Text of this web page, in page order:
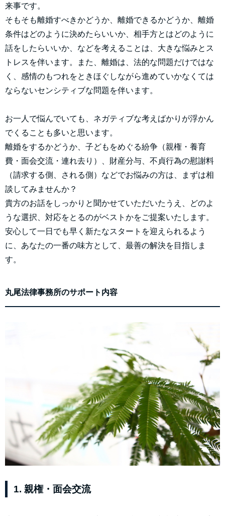
来事です。
そもそも離婚すべきかどうか、離婚できるかどうか、離婚
条件はどのように決めたらいいか、相手方とはどのように
話をしたらいいか、などを考えることは、大きな悩みとス
トレスを伴います。また、離婚は、法的な問題だけではな
く、感情のもつれをときほぐしながら進めていかなくては
ならないセンシティブな問題を伴います。
お一人で悩んでいても、ネガティブな考えばかりが浮かん
でくることも多いと思います。
離婚をするかどうか、子どもをめぐる紛争（親権・養育
費・面会交流・連れ去り）、財産分与、不貞行為の慰謝料
（請求する側、される側）などでお悩みの方は、まずは相
談してみませんか？
貴方のお話をしっかりと聞かせていただいたうえ、どのよ
うな選択、対応をとるのがベストかをご提案いたします。
安心して一日でも早く新たなスタートを迎えられるよう
に、あなたの一番の味方として、最善の解決を目指しま
す。
丸尾法律事務所のサポート内容
1. 親権・面会交流